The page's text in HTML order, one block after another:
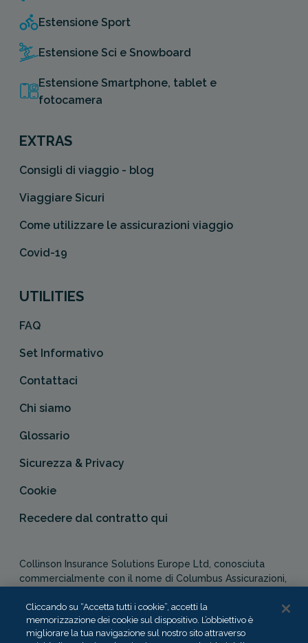
Estensione Sport
Estensione Sci e Snowboard
Estensione Smartphone, tablet e
fotocamera
EXTRAS
Consigli di viaggio - blog
Viaggiare Sicuri
Come utilizzare le assicurazioni viaggio
Covid-19
UTILITIES
FAQ
Set Informativo
Contattaci
Chi siamo
Glossario
Sicurezza & Privacy
Cookie
Recedere dal contratto qui
Collinson Insurance Solutions Europe Ltd, conosciuta
commercialmente con il nome di Columbus Assicurazioni,
Authority in qualità di agente assicurativo (Distribution Act
-Cap. 487). In Italia, Columbus Assicurazioni è soggetta
alla vigilanza dell’IVASS.
Cliccando su “Accetta tutti i cookie”, accetti la
memorizzazione dei cookie sul dispositivo. L’obbiettivo è
migliorare la tua navigazione sul nostro sito attraverso